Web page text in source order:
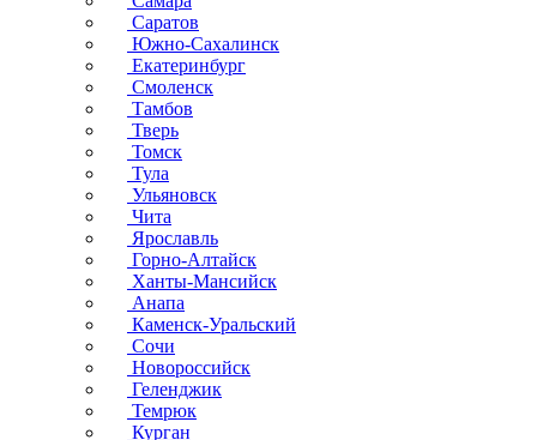
Саратов
Южно-Сахалинск
Екатеринбург
Смоленск
Тамбов
Тверь
Томск
Тула
Ульяновск
Чита
Ярославль
Горно-Алтайск
Ханты-Мансийск
Анапа
Каменск-Уральский
Сочи
Новороссийск
Геленджик
Темрюк
Курган